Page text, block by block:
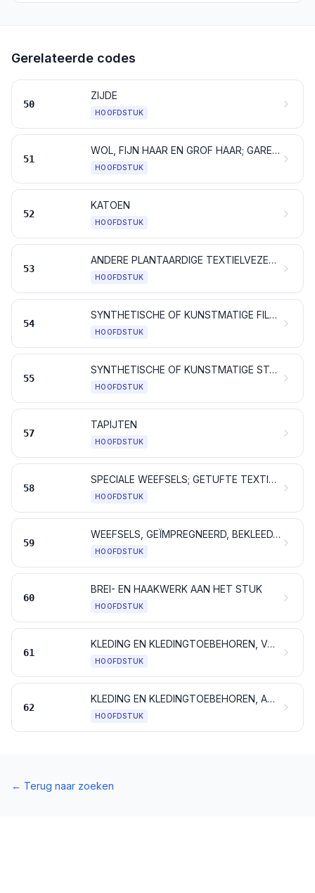
Gerelateerde codes
50
ZIJDE
HOOFDSTUK
51
WOL, FIJN HAAR EN GROF HAAR; GARENS EN WEEFSELS VAN PAARDENHAAR (CRIN)
HOOFDSTUK
52
KATOEN
HOOFDSTUK
53
ANDERE PLANTAARDIGE TEXTIELVEZELS; PAPIERGARENS EN WEEFSELS DAARVAN
HOOFDSTUK
54
SYNTHETISCHE OF KUNSTMATIGE FILAMENTEN; strippen en artikelen van dergelijke vorm, van synthetische of van kunstmatige textielstoffen
HOOFDSTUK
55
SYNTHETISCHE OF KUNSTMATIGE STAPELVEZELS
HOOFDSTUK
57
TAPIJTEN
HOOFDSTUK
58
SPECIALE WEEFSELS; GETUFTE TEXTIELSTOFFEN; KANT; TAPISSERIEËN; PASSEMENTWERK; BORDUURWERK
HOOFDSTUK
59
WEEFSELS, GEÏMPREGNEERD, BEKLEED, BEDEKT OF GELAMINEERD; TECHNISCHE ARTIKELEN VAN TEXTIELSTOFFEN
HOOFDSTUK
60
BREI- EN HAAKWERK AAN HET STUK
HOOFDSTUK
61
KLEDING EN KLEDINGTOEBEHOREN, VAN BREI- OF HAAKWERK
HOOFDSTUK
62
KLEDING EN KLEDINGTOEBEHOREN, ANDERE DAN VAN BREI- OF HAAKWERK
HOOFDSTUK
← Terug naar zoeken